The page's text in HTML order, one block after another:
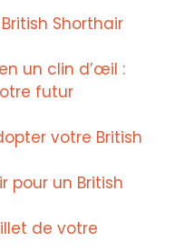
Shorthair
un clin d’œil :
futur
votre British
pour un British
de votre